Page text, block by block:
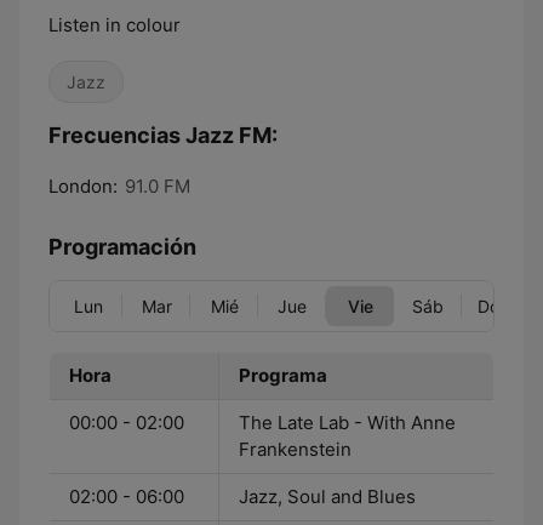
Listen in colour
Jazz
Frecuencias Jazz FM:
London: 91.0 FM
Programación
Lun Mar Mié Jue Vie Sáb Dom
Hora Programa
00:00 - 02:00
The Late Lab - With Anne
Frankenstein
02:00 - 06:00 Jazz, Soul and Blues